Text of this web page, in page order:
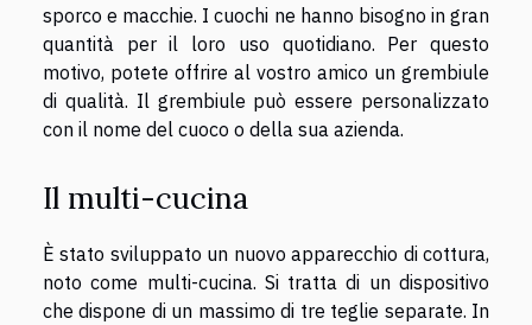
sporco e macchie. I cuochi ne hanno bisogno in gran
quantità per il loro uso quotidiano. Per questo
motivo, potete offrire al vostro amico un grembiule
di qualità. Il grembiule può essere personalizzato
con il nome del cuoco o della sua azienda.
Il multi-cucina
È stato sviluppato un nuovo apparecchio di cottura,
noto come multi-cucina. Si tratta di un dispositivo
che dispone di un massimo di tre teglie separate. In